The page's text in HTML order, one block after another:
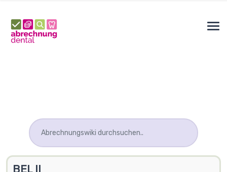
BEL II